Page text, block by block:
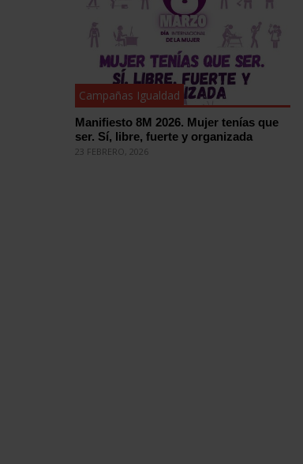
Campañas Igualdad
Manifiesto 8M 2026. Mujer tenías que
ser. Sí, libre, fuerte y organizada
23 FEBRERO, 2026